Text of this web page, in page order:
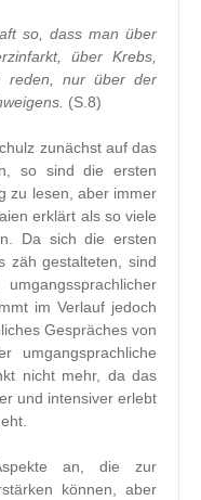
so, dass man über
über Krebs,
reden, nur über der
(S.8)
zunächst auf das
so sind die ersten
zu lesen, aber immer
erklärt als so viele
Da sich die ersten
zäh gestalteten, sind
im Verlauf jedoch
Gespräches von
nicht mehr, da das
und intensiver erlebt
an, die zur
können, aber